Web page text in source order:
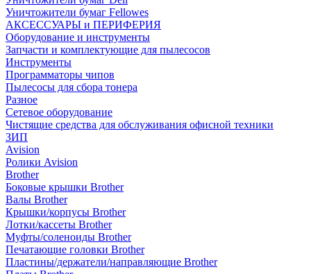
Уничтожители бумаг Fellowes
АКСЕССУАРЫ и ПЕРИФЕРИЯ
Оборудование и инструменты
Запчасти и комплектующие для пылесосов
Инструменты
Программаторы чипов
Пылесосы для сбора тонера
Разное
Сетевое оборудование
Чистящие средства для обслуживания офисной техники
ЗИП
Avision
Ролики Avision
Brother
Боковые крышки Brother
Валы Brother
Крышки/корпусы Brother
Лотки/кассеты Brother
Муфты/соленоиды Brother
Печатающие головки Brother
Пластины/держатели/направляющие Brother